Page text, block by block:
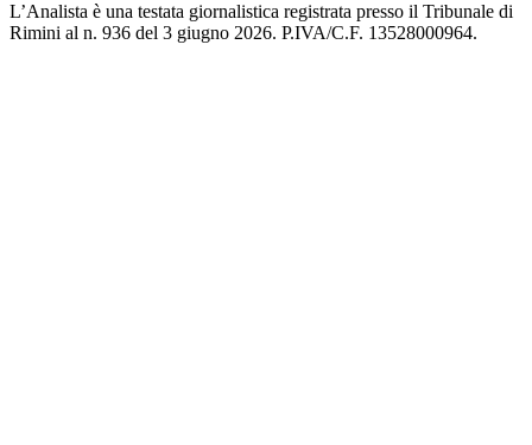
L’Analista è una testata giornalistica registrata presso il Tribunale di
Rimini al n. 936 del 3 giugno 2026. P.IVA/C.F. 13528000964.